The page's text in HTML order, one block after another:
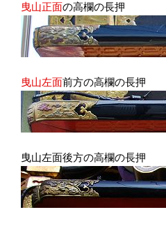
曳山正面の高欄の長押
曳山左面前方の高欄の長押
曳山左面後方の高欄の長押